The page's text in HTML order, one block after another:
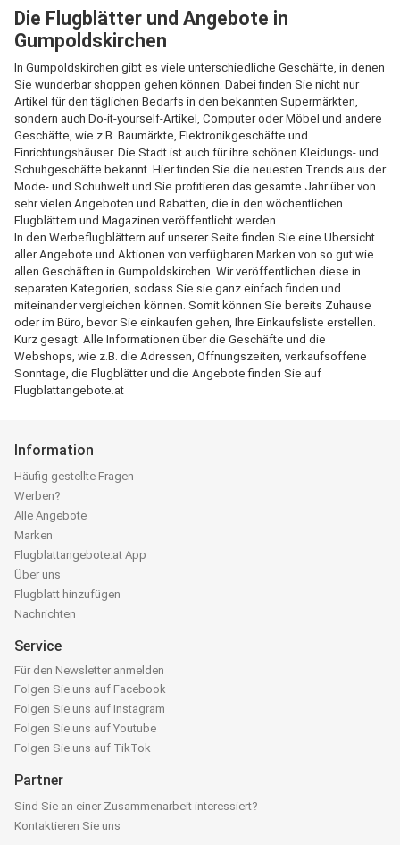
Die Flugblätter und Angebote in
Gumpoldskirchen
In Gumpoldskirchen gibt es viele unterschiedliche Geschäfte, in denen
Sie wunderbar shoppen gehen können. Dabei finden Sie nicht nur
Artikel für den täglichen Bedarfs in den bekannten Supermärkten,
sondern auch Do-it-yourself-Artikel, Computer oder Möbel und andere
Geschäfte, wie z.B. Baumärkte, Elektronikgeschäfte und
Einrichtungshäuser. Die Stadt ist auch für ihre schönen Kleidungs- und
Schuhgeschäfte bekannt. Hier finden Sie die neuesten Trends aus der
Mode- und Schuhwelt und Sie profitieren das gesamte Jahr über von
sehr vielen Angeboten und Rabatten, die in den wöchentlichen
Flugblättern und Magazinen veröffentlicht werden.
In den Werbeflugblättern auf unserer Seite finden Sie eine Übersicht
aller Angebote und Aktionen von verfügbaren Marken von so gut wie
allen Geschäften in Gumpoldskirchen. Wir veröffentlichen diese in
separaten Kategorien, sodass Sie sie ganz einfach finden und
miteinander vergleichen können. Somit können Sie bereits Zuhause
oder im Büro, bevor Sie einkaufen gehen, Ihre Einkaufsliste erstellen.
Kurz gesagt: Alle Informationen über die Geschäfte und die
Webshops, wie z.B. die Adressen, Öffnungszeiten, verkaufsoffene
Sonntage, die Flugblätter und die Angebote finden Sie auf
Flugblattangebote.at
Information
Häufig gestellte Fragen
Werben?
Alle Angebote
Marken
Flugblattangebote.at App
Über uns
Flugblatt hinzufügen
Nachrichten
Service
Für den Newsletter anmelden
Folgen Sie uns auf Facebook
Folgen Sie uns auf Instagram
Folgen Sie uns auf Youtube
Folgen Sie uns auf TikTok
Partner
Sind Sie an einer Zusammenarbeit interessiert?
Kontaktieren Sie uns